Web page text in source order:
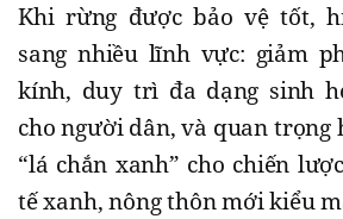
Khi rừng được bảo vệ tốt,
sang nhiều lĩnh vực: giảm
kính, duy trì đa dạng sinh
cho người dân, và quan
“lá chắn xanh” cho chiến
tế xanh, nông thôn mới kiểu